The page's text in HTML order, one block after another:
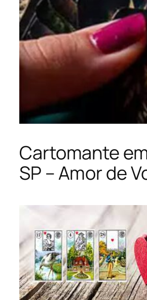
Cartomante
SP – Amor de